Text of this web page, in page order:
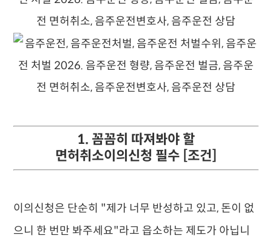
1. 꼼꼼히 따져봐야 할
면허취소이의신청 필수 [조건]
이의신청은 단순히 "제가 너무 반성하고 있고, 돈이 없
으니 한 번만 봐주세요"라고 읍소하는 제도가 아닙니